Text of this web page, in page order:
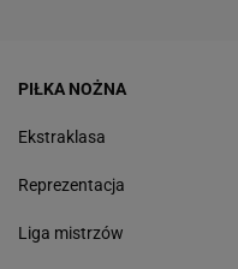
PIŁKA NOŻNA
Ekstraklasa
Reprezentacja
Liga mistrzów